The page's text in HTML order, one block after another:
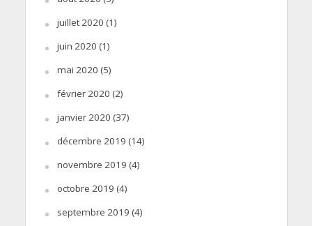
juillet 2020 (1)
juin 2020 (1)
mai 2020 (5)
février 2020 (2)
janvier 2020 (37)
décembre 2019 (14)
novembre 2019 (4)
octobre 2019 (4)
septembre 2019 (4)